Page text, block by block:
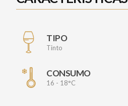
TIPO
Tinto
CONSUMO
16 - 18°C